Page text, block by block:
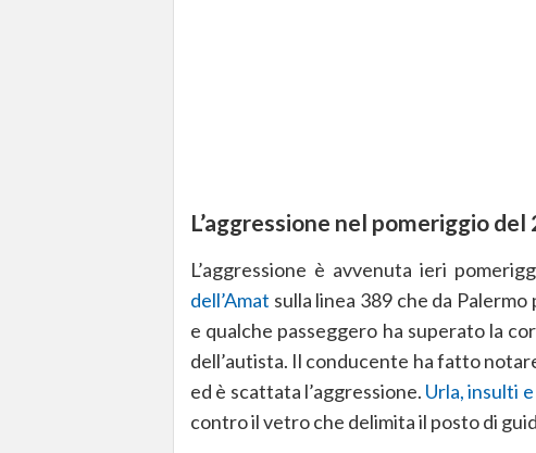
L’aggressione nel pomeriggio
L’aggressione è avvenuta ieri
dell’Amat sulla linea 389 che da
e qualche passeggero ha superato la
dell’autista. Il conducente ha fatto
ed è scattata l’aggressione. Urla, insulti
contro il vetro che delimita il posto di